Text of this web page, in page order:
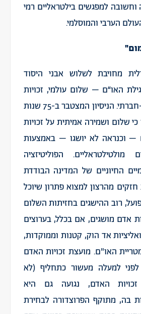
וחשובה למפגשים בילטראליים רמי
הערבי והמוסלמי.
מחויבת לשלוש אבני היסוד
האו“ם – שלום עולמי, זכויות
אדם ופיתוח כלכלי-חברתי. הניסיון המצטבר ב-75 שנות
כי שלום ושמירה אמיתית על זכויות
– וכנראה לא יושגו – באמצעות
מולטילטראליים. הפוליטיזציה
החיוניים של המדינה הבודדת
חזקים מהרצון למצוא פתרון שיוכל
רוב ההישגים בחזיתות השלום
אדם מושגים, אם בכלל, בערוצים
אד הוק, קטנות וממוקדות,
האו"ם. מועצת זכויות האדם
למעלה מעשור כתחליף (לא
האדם, נגועה גם היא
בה, מתוקף הפרוצדורה לבחירת